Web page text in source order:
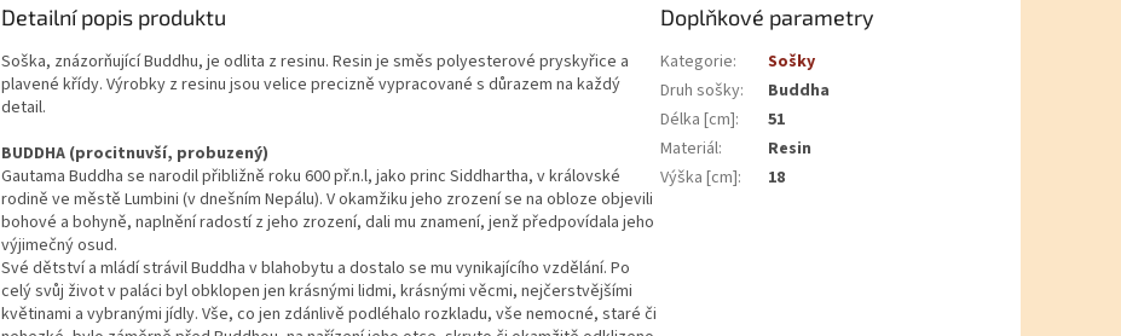
Detailní popis produktu
Soška, znázorňující Buddhu, je odlita z resinu. Resin je směs polyesterové pryskyřice a
plavené křídy. Výrobky z resinu jsou velice precizně vypracované s důrazem na každý
detail.
BUDDHA (procitnuvší, probuzený)
Gautama Buddha se narodil přibližně roku 600 př.n.l, jako princ Siddhartha, v královské
rodině ve městě Lumbini (v dnešním Nepálu). V okamžiku jeho zrození se na obloze objevili
bohové a bohyně, naplnění radostí z jeho zrození, dali mu znamení, jenž předpovídala jeho
výjimečný osud.
Své dětství a mládí strávil Buddha v blahobytu a dostalo se mu vynikajícího vzdělání. Po
celý svůj život v paláci byl obklopen jen krásnými lidmi, krásnými věcmi, nejčerstvějšími
květinami a vybranými jídly. Vše, co jen zdánlivě podléhalo rozkladu, vše nemocné, staré či
Doplňkové parametry
Kategorie:
Sošky
Druh sošky:
Buddha
Délka [cm]:
51
Materiál:
Resin
Výška [cm]: 18